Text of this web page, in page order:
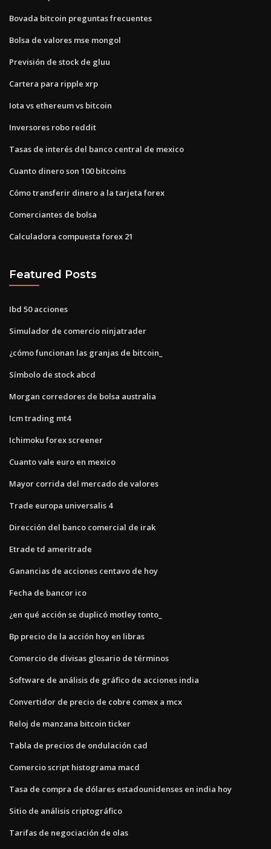
Bovada bitcoin preguntas frecuentes
Bolsa de valores mse mongol
Previsión de stock de gluu
Cartera para ripple xrp
Iota vs ethereum vs bitcoin
Inversores robo reddit
Tasas de interés del banco central de mexico
Cuanto dinero son 100 bitcoins
Cómo transferir dinero a la tarjeta forex
Comerciantes de bolsa
Calculadora compuesta forex 21
Featured Posts
Ibd 50 acciones
Simulador de comercio ninjatrader
¿cómo funcionan las granjas de bitcoin_
Símbolo de stock abcd
Morgan corredores de bolsa australia
Icm trading mt4
Ichimoku forex screener
Cuanto vale euro en mexico
Mayor corrida del mercado de valores
Trade europa universalis 4
Dirección del banco comercial de irak
Etrade td ameritrade
Ganancias de acciones centavo de hoy
Fecha de bancor ico
¿en qué acción se duplicó motley tonto_
Bp precio de la acción hoy en libras
Comercio de divisas glosario de términos
Software de análisis de gráfico de acciones india
Convertidor de precio de cobre comex a mcx
Reloj de manzana bitcoin ticker
Tabla de precios de ondulación cad
Comercio script histograma macd
Tasa de compra de dólares estadounidenses en india hoy
Sitio de análisis criptográfico
Tarifas de negociación de olas